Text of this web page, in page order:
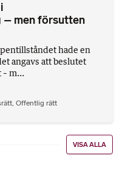
– men försutten
hade en
angavs att beslutet
m...
Offentlig rätt
VISA ALLA